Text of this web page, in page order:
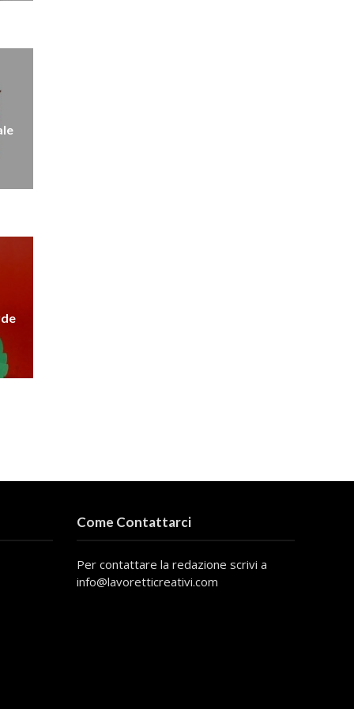
Come Contattarci
Per contattare la redazione scrivi a
info@lavoretticreativi.com